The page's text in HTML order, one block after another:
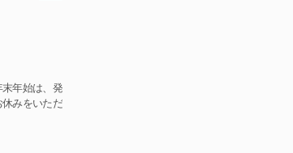
年始は、発
みをいただ